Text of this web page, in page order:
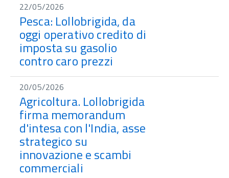
22/05/2026
Pesca: Lollobrigida, da
oggi operativo credito di
imposta su gasolio
contro caro prezzi
20/05/2026
Agricoltura. Lollobrigida
firma memorandum
d'intesa con l'India, asse
strategico su
innovazione e scambi
commerciali